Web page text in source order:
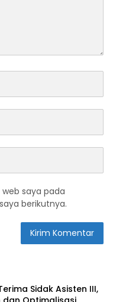
saya pada
berikutnya.
Sidak Asisten III,